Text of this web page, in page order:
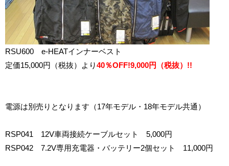
RSU600 e-HEATインナーベスト
定価15,000円（税抜）より40％OFF!9,000円（税抜）!!
電源は別売りとなります（17年モデル・18年モデル共通）
RSP041 12V車両接続ケーブルセット 5,000円
RSP042 7.2V専用充電器・バッテリー2個セット 11,000円